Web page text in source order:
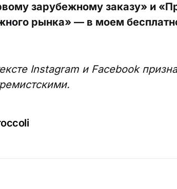
зарубежному заказу» и
рынка» — в моем
Instagram и Facebook